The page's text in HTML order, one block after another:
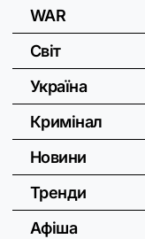
WAR
Світ
Україна
Кримінал
Новини
Тренди
Афіша